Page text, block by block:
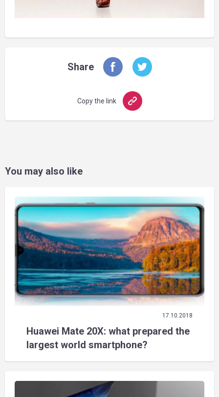
Share
Copy the link
You may also like
17.10.2018
Huawei Mate 20X: what prepared the
largest world smartphone?